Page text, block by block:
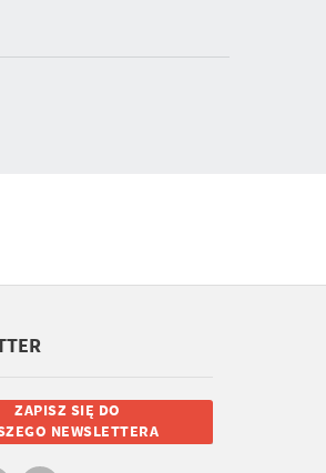
ZAPISZ SIĘ DO
NEWSLETTERA